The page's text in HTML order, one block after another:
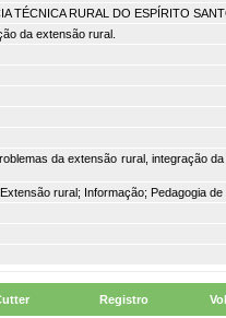
TÉCNICA RURAL DO ESPÍRITO
da extensão rural.
da extensão rural, integração
rural; Informação; Pedagogia de
Registro